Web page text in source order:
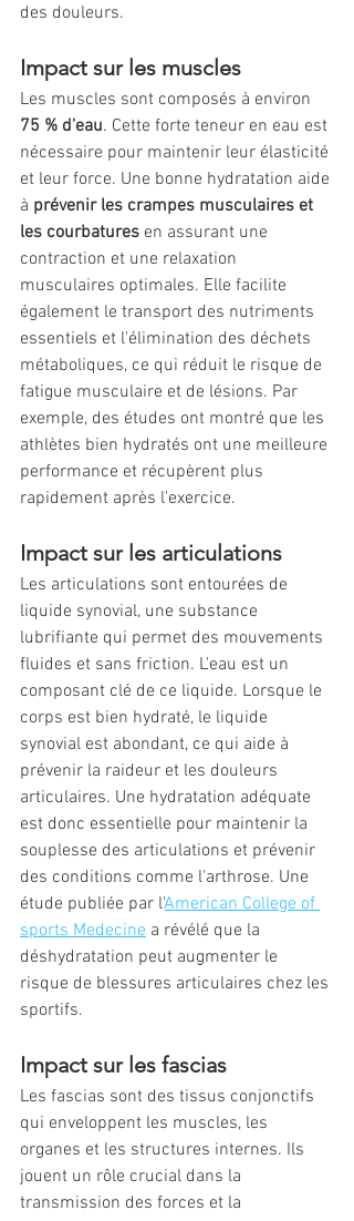
des douleurs.
Impact sur les muscles
Les muscles sont composés à environ
75 % d'eau. Cette forte teneur en eau est
nécessaire pour maintenir leur élasticité
et leur force. Une bonne hydratation aide
à prévenir les crampes musculaires et
les courbatures en assurant une
contraction et une relaxation
musculaires optimales. Elle facilite
également le transport des nutriments
essentiels et l'élimination des déchets
métaboliques, ce qui réduit le risque de
fatigue musculaire et de lésions. Par
exemple, des études ont montré que les
athlètes bien hydratés ont une meilleure
performance et récupèrent plus
rapidement après l'exercice.
Impact sur les articulations
Les articulations sont entourées de
liquide synovial, une substance
lubrifiante qui permet des mouvements
fluides et sans friction. L'eau est un
composant clé de ce liquide. Lorsque le
corps est bien hydraté, le liquide
synovial est abondant, ce qui aide à
prévenir la raideur et les douleurs
articulaires. Une hydratation adéquate
est donc essentielle pour maintenir la
souplesse des articulations et prévenir
des conditions comme l'arthrose. Une
étude publiée par l'American College of
sports Medecine a révélé que la
déshydratation peut augmenter le
risque de blessures articulaires chez les
sportifs.
Impact sur les fascias
Les fascias sont des tissus conjonctifs
qui enveloppent les muscles, les
organes et les structures internes. Ils
jouent un rôle crucial dans la
transmission des forces et la